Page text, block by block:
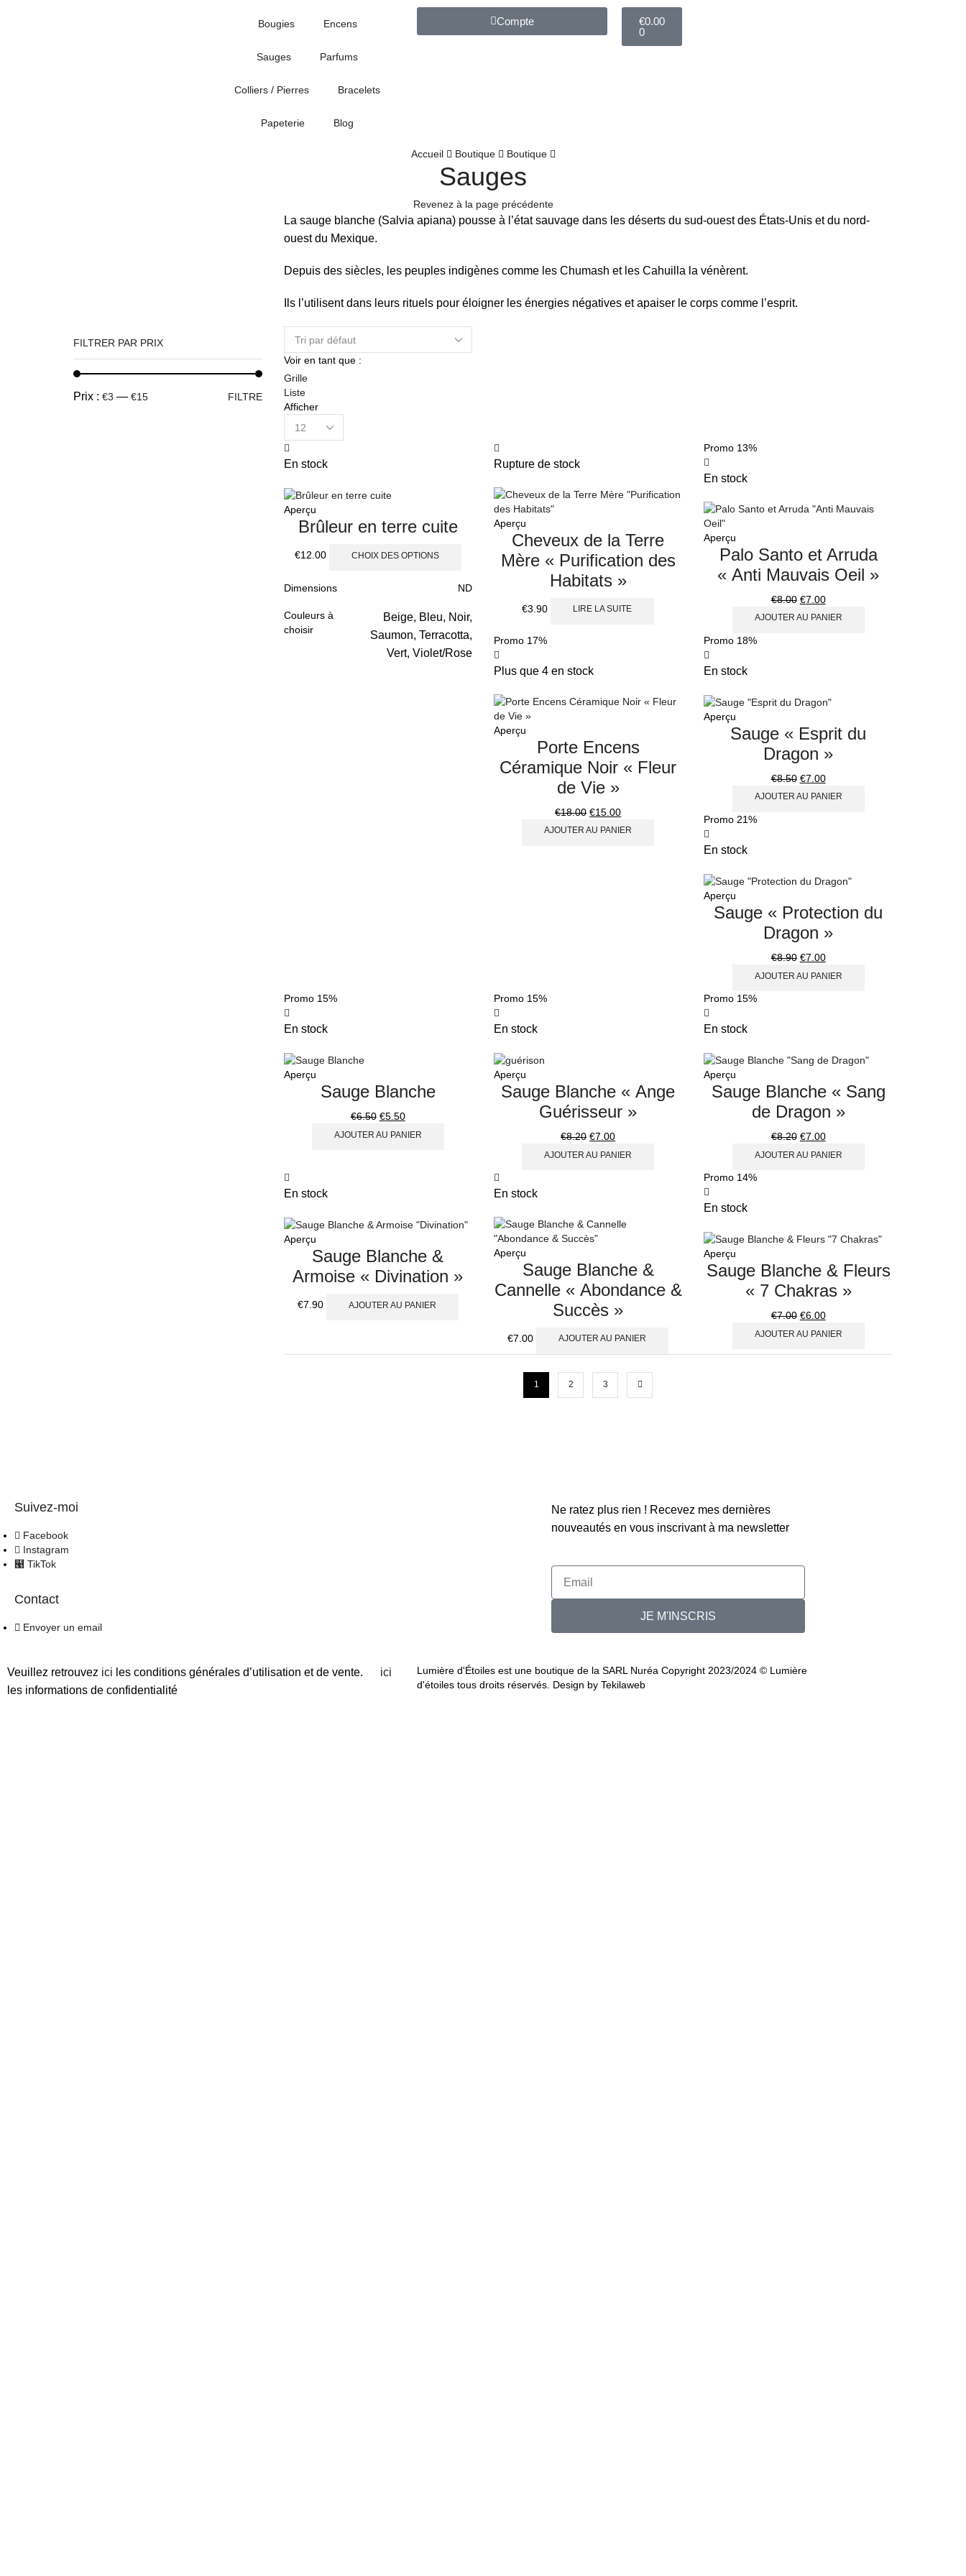
Bougies Encens
Sauges Parfums
Colliers / Pierres Bracelets
Papeterie Blog
Compte €0.00
0
Accueil Boutique Boutique
Sauges
Revenez à la page précédente
La sauge blanche (Salvia apiana) pousse à l’état sauvage dans les déserts du sud-ouest des États-Unis et du nord-
ouest du Mexique.
Depuis des siècles, les peuples indigènes comme les Chumash et les Cahuilla la vénèrent.
Ils l’utilisent dans leurs rituels pour éloigner les énergies négatives et apaiser le corps comme l’esprit.
Voir en tant que :
Grille
Liste
Afficher
En stock
Aperçu
Brûleur en terre cuite
€12.00 CHOIX DES OPTIONS
Dimensions ND
Couleurs à
choisir
Beige, Bleu, Noir,
Saumon, Terracotta,
Vert, Violet/Rose
Rupture de stock
Aperçu
Cheveux de la Terre
Mère « Purification des
Habitats »
€3.90 LIRE LA SUITE
Promo 13%
En stock
Aperçu
Palo Santo et Arruda
« Anti Mauvais Oeil »
€8.00 €7.00
AJOUTER AU PANIER
Promo 17%
Plus que 4 en stock
Aperçu
Porte Encens
Céramique Noir « Fleur
de Vie »
€18.00 €15.00
AJOUTER AU PANIER
Promo 18%
En stock
Aperçu
Sauge « Esprit du
Dragon »
€8.50 €7.00
AJOUTER AU PANIER
Promo 21%
En stock
Aperçu
Sauge « Protection du
Dragon »
€8.90 €7.00
AJOUTER AU PANIER
Promo 15%
En stock
Aperçu
Sauge Blanche
€6.50 €5.50
AJOUTER AU PANIER
Promo 15%
En stock
Aperçu
Sauge Blanche « Ange
Guérisseur »
€8.20 €7.00
AJOUTER AU PANIER
Promo 15%
En stock
Aperçu
Sauge Blanche « Sang
de Dragon »
€8.20 €7.00
AJOUTER AU PANIER
En stock
Aperçu
Sauge Blanche &
Armoise « Divination »
€7.90 AJOUTER AU PANIER
En stock
Aperçu
Sauge Blanche &
Cannelle « Abondance &
Succès »
€7.00 AJOUTER AU PANIER
Promo 14%
En stock
Aperçu
Sauge Blanche & Fleurs
« 7 Chakras »
€7.00 €6.00
AJOUTER AU PANIER
1 2 3
FILTRER PAR PRIX
FILTRE
Prix : €3 — €15
Suivez-moi
Facebook
Instagram
TikTok
Contact
Envoyer un email
Ne ratez plus rien ! Recevez mes dernières
nouveautés en vous inscrivant à ma newsletter
JE M'INSCRIS
Veuillez retrouvez ici les conditions générales d’utilisation et de vente. ici
les informations de confidentialité
Lumière d'Étoiles est une boutique de la SARL Nuréa Copyright 2023/2024 © Lumière
d'étoiles tous droits réservés. Design by Tekilaweb